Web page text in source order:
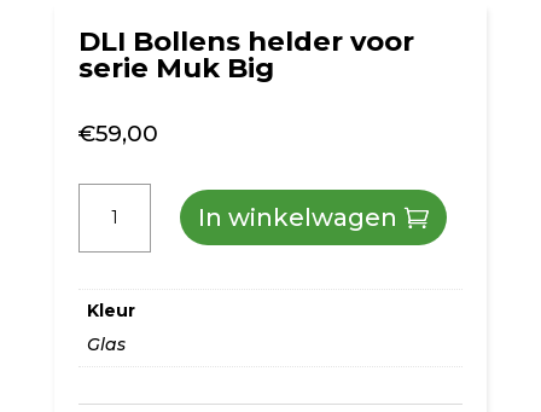
DLI Bollens helder voor
serie Muk Big
€59,00
helder
serie
In winkelwagen
Kleur
Glas